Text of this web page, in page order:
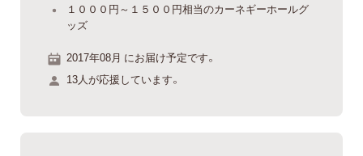
１０００円～１５００円相当のカーネギーホールグ
ッズ
2017年08月 にお届け予定です。
13人が応援しています。